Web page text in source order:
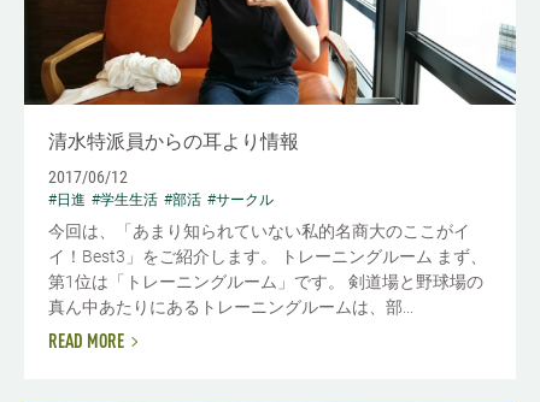
清水特派員からの耳より情報
2017/06/12
#日進 #学生生活 #部活 #サークル
今回は、「あまり知られていない私的名商大のここがイ
イ！Best3」をご紹介します。 トレーニングルーム まず、
第1位は「トレーニングルーム」です。 剣道場と野球場の
真ん中あたりにあるトレーニングルームは、部...
READ MORE